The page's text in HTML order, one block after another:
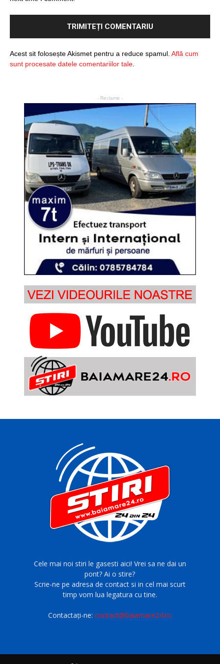
Acest sit folosește Akismet pentru a reduce spamul. Află cum
sunt procesate datele comentariilor tale
- Reclame -
Cele mai noi stiri le gasesti aici! Vrei sa ne dai un
pont? Ai o stire?
Scrie-ne pe adresa de contact si in cel mai scurt
timp vom lua legatura cu tine.
Contactați-ne:contact@baiamare24.ro